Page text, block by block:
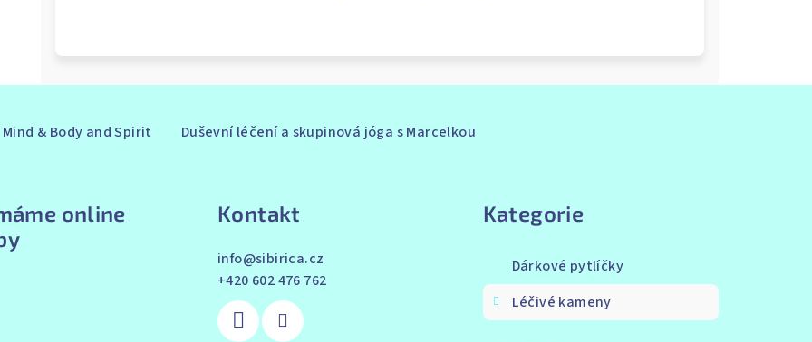
& Body and Spirit Duševní léčení a skupinová jóga s Marcelkou
online
Kontakt
info@sibirica.cz
+420 602 476 762
Kategorie
Dárkové pytlíčky
Léčivé kameny